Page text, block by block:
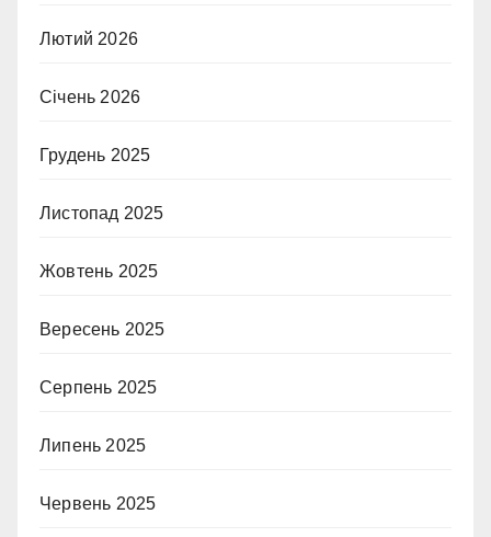
Лютий 2026
Січень 2026
Грудень 2025
Листопад 2025
Жовтень 2025
Вересень 2025
Серпень 2025
Липень 2025
Червень 2025